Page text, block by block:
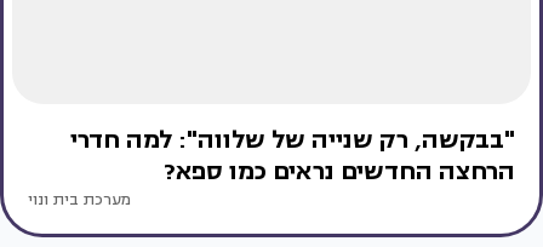
"בבקשה, רק שנייה של שלווה": למה חדרי
הרחצה החדשים נראים כמו ספא?
מערכת בית ונוי